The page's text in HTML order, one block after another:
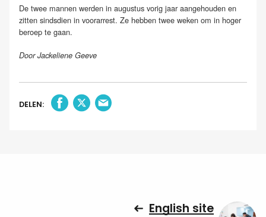
De twee mannen werden in augustus vorig jaar aangehouden en
zitten sindsdien in voorarrest. Ze hebben twee weken om in hoger
beroep te gaan.
Door Jackeliene Geeve
DELEN:
English site